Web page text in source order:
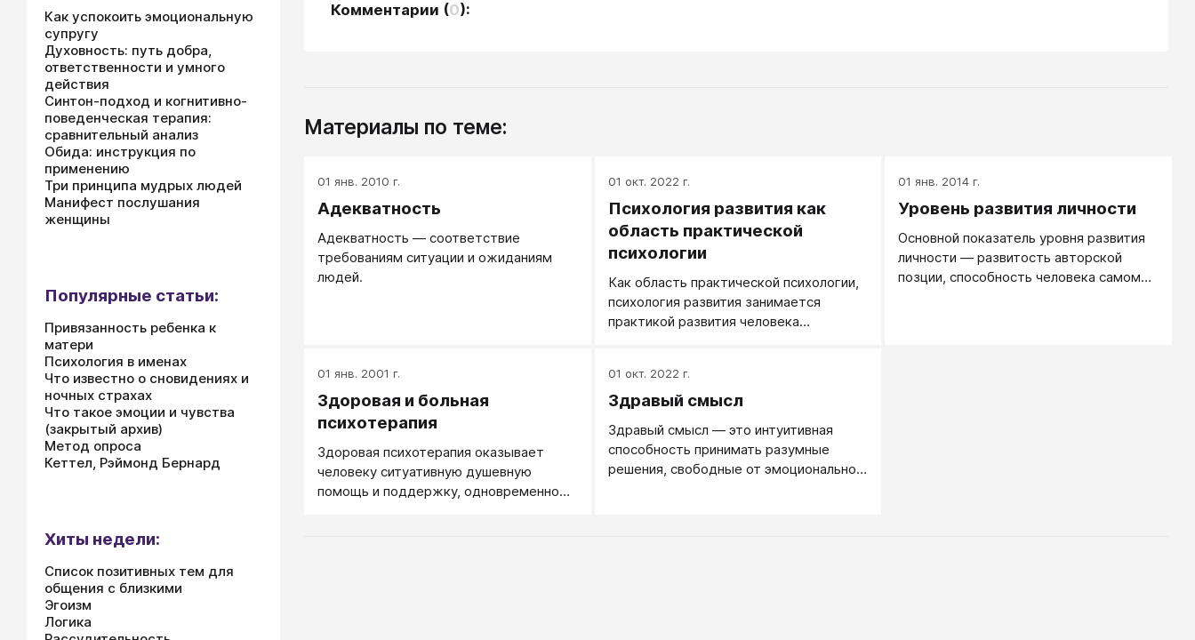
Комментарии (0):
Материалы по теме:
01 янв. 2010 г.
Адекватность
Адекватность — соответствие
требованиям ситуации и ожиданиям
людей.
01 окт. 2022 г.
Психология развития как
область практической
психологии
Как область практической психологии,
психология развития занимается
практикой развития человека
01 янв. 2014 г.
Уровень развития личности
Основной показатель уровня развития
личности — развитость авторской
позции, способность человека самому
01 янв. 2001 г.
Здоровая и больная
психотерапия
Здоровая психотерапия оказывает
человеку ситуативную душевную
помощь и поддержку, одновременно
01 окт. 2022 г.
Здравый смысл
Здравый смысл — это интуитивная
способность принимать разумные
решения, свободные от эмоциональной
Как успокоить эмоциональную
супругу
Духовность: путь добра,
ответственности и умного
действия
Синтон-подход и когнитивно-
поведенческая терапия:
сравнительный анализ
Обида: инструкция по
применению
Три принципа мудрых людей
Манифест послушания
женщины
Популярные статьи:
Привязанность ребенка к
матери
Психология в именах
Что известно о сновидениях и
ночных страхах
Что такое эмоции и чувства
(закрытый архив)
Метод опроса
Кеттел, Рэймонд Бернард
Хиты недели:
Список позитивных тем для
общения с близкими
Эгоизм
Логика